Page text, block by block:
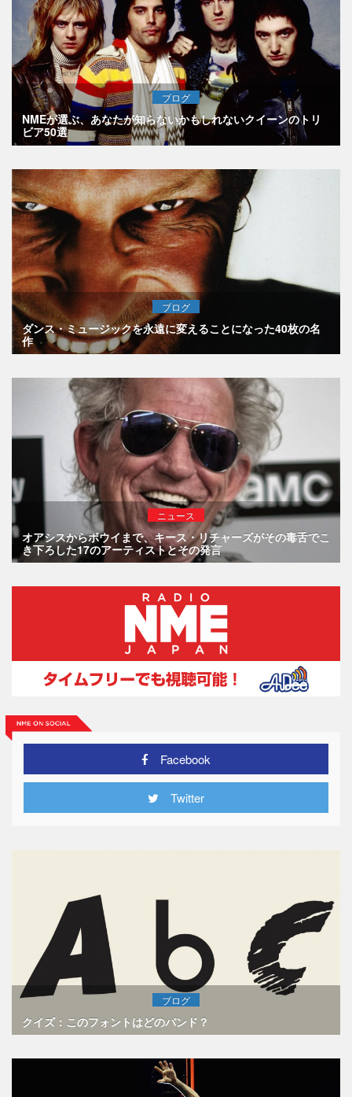
ブログ
NMEが選ぶ、あなたが知らないかもしれないクイーンのトリ
ビア50選
ブログ
ダンス・ミュージックを永遠に変えることになった40枚の名
作
ニュース
オアシスからボウイまで、キース・リチャーズがその毒舌でこ
き下ろした17のアーティストとその発言
Facebook
Twitter
ブログ
クイズ：このフォントはどのバンド？